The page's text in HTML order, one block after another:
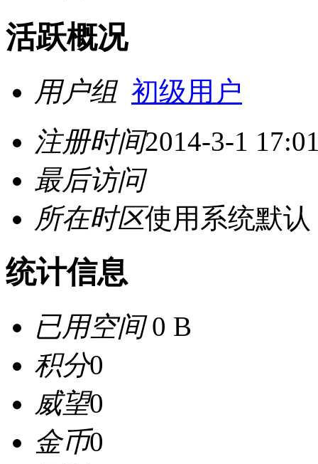
活跃概况
用户组 初级用户
注册时间2014-3-1
最后访问
所在时区使用系统默认
统计信息
已用空间0 B
积分0
威望0
金币0